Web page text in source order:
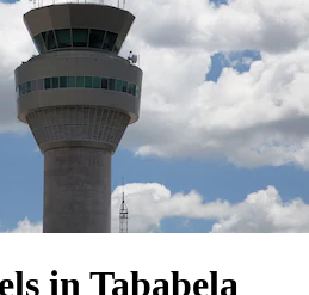
in Tababela